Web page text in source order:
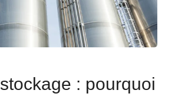
: pourquoi